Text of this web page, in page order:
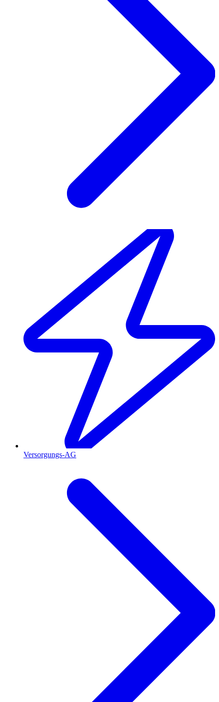
Versorgungs-AG